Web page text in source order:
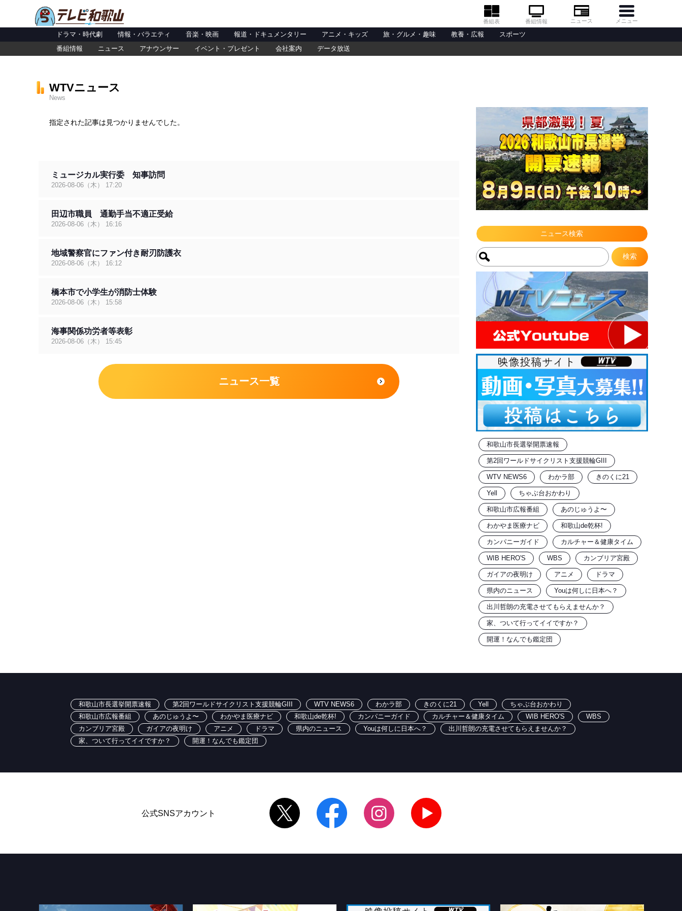
番組表 番組情報 ニュース メニュー
ドラマ・時代劇 情報・バラエティ 音楽・映画 報道・ドキュメンタリー アニメ・キッズ 旅・グルメ・趣味 教養・広報
スポーツ
番組情報
ニュース アナウンサー イベント・プレゼント 会社案内 データ放送
WTVニュース
News
ニュース検索
和歌山市長選挙開票速報
第2回ワールドサイクリスト支援競輪GIII
WTV NEWS6 わかラ部 きのくに21
Yell ちゃぶ台おかわり
和歌山市広報番組 あのじゅうよ〜
わかやま医療ナビ 和歌山de乾杯!
カンパニーガイド カルチャー＆健康タイム
WIB HERO'S WBS カンブリア宮殿
ガイアの夜明け アニメ ドラマ
県内のニュース Youは何しに日本へ？
出川哲朗の充電させてもらえませんか？
家、ついて行ってイイですか？
開運！なんでも鑑定団
指定された記事は見つかりませんでした。
ミュージカル実行委 知事訪問
2026-08-06（木） 17:20
田辺市職員 通勤手当不適正受給
2026-08-06（木） 16:16
地域警察官にファン付き耐刃防護衣
2026-08-06（木） 16:12
橋本市で小学生が消防士体験
2026-08-06（木） 15:58
海事関係功労者等表彰
2026-08-06（木） 15:45
ニュース一覧
和歌山市長選挙開票速報 第2回ワールドサイクリスト支援競輪GIII WTV NEWS6 わかラ部 きのくに21 Yell
ちゃぶ台おかわり
和歌山市広報番組
あのじゅうよ〜 わかやま医療ナビ 和歌山de乾杯! カンパニーガイド カルチャー＆健康タイム WIB HERO'S
WBS
カンブリア宮殿
ガイアの夜明け アニメ ドラマ 県内のニュース Youは何しに日本へ？
出川哲朗の充電させてもらえませんか？
家、ついて行ってイイですか？
開運！なんでも鑑定団
公式SNSアカウント